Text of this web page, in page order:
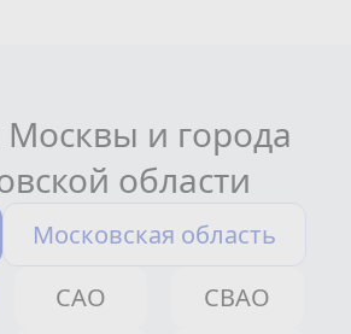
и города
области
Московская область
САО
СВАО